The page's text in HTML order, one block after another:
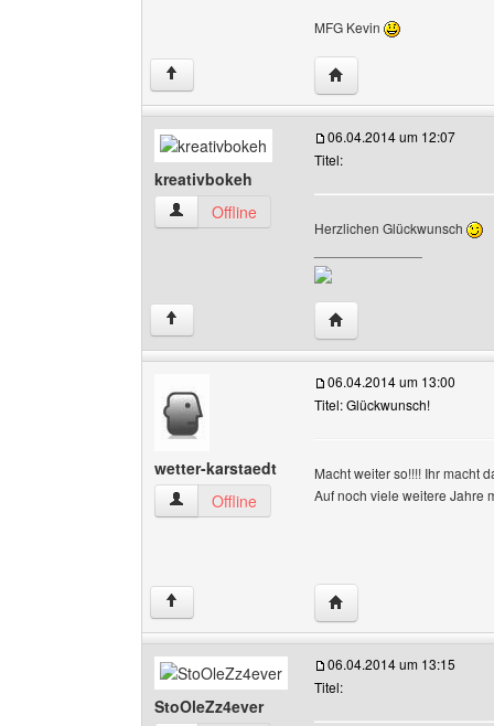
MFG Kevin
↑ Website dieses
kreativbokeh
kreativbokeh Benutzer-Profile anzeigen
Offline
06.04.2014 um 12:07
Titel:
Herzlichen Glückwunsch
↑ Website dieses
wetter-karstaedt
wetter-karstaedt Benutzer-Profile anzeigen
Offline
06.04.2014 um 13:00
Titel: Glückwunsch!
Macht weiter so!!!! Ihr macht
Auf noch viele weitere Jahre
↑ Website dieses
StoOleZz4ever
06.04.2014 um 13:15
Titel: